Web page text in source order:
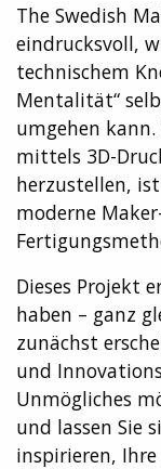
The Swedish
eindrucksvoll,
technischem
Mentalität“
umgehen kann.
mittels 3D-
herzustellen,
moderne
Dieses Projekt
haben – ganz
zunächst
und
Unmögliches
und lassen Sie
inspirieren,